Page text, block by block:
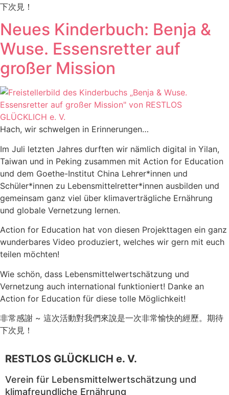
下次見！
Neues Kinderbuch: Benja &
Wuse. Essensretter auf
großer Mission
Hach, wir schwelgen in Erinnerungen…
Im Juli letzten Jahres durften wir nämlich digital in Yilan,
Taiwan und in Peking zusammen mit Action for Education
und dem Goethe-Institut China Lehrer*innen und
Schüler*innen zu Lebensmittelretter*innen ausbilden und
gemeinsam ganz viel über klimaverträgliche Ernährung
und globale Vernetzung lernen.
Action for Education hat von diesen Projekttagen ein ganz
wunderbares Video produziert, welches wir gern mit euch
teilen möchten!
Wie schön, dass Lebensmittelwertschätzung und
Vernetzung auch international funktioniert! Danke an
Action for Education für diese tolle Möglichkeit!
非常感謝 ~ 這次活動對我們來說是一次非常愉快的經歷。期待
下次見！
RESTLOS GLÜCKLICH e. V.
Verein für Lebensmittelwertschätzung und
klimafreundliche Ernährung